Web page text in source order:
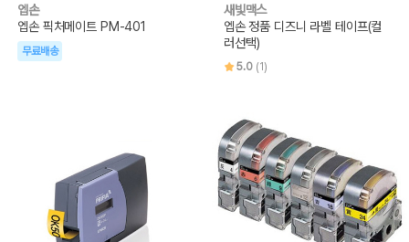
엡손
엡손 픽처메이트 PM-401
무료배송
새빛맥스
엡손 정품 디즈니 라벨 테이프(컬
러선택)
5.0 (1)